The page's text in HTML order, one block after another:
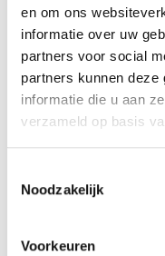
en om ons
informatie over uw
partners voor social
partners kunnen deze
informatie die u aan
verzameld op basis
Noodzakelijk
Voorkeuren
die je nieuwe
zonder dat je hen
Je kunt lezers van
door slimme
andere boeken in de
je werk als geheel,